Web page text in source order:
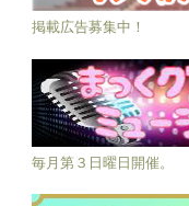
掲載広告募集中！
毎月第３日曜日開催。